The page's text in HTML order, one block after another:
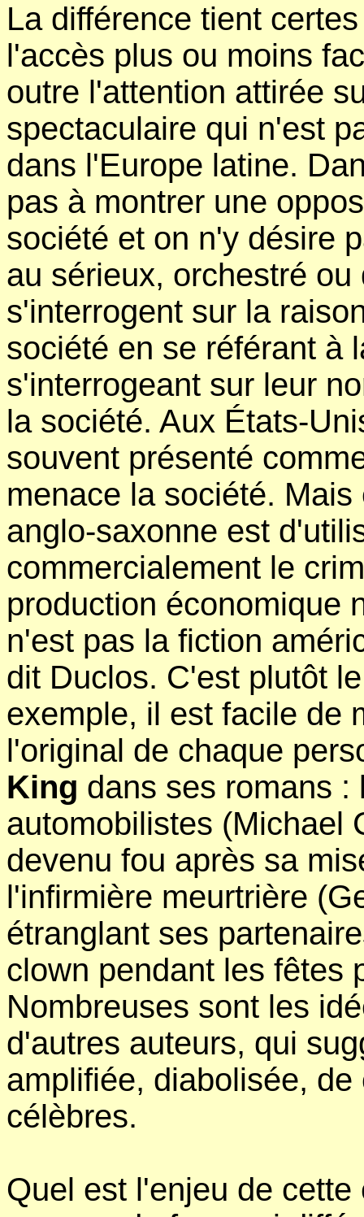
La différence tient
l'accès plus ou moins
outre l'attention attirée
spectaculaire qui n'est
dans l'Europe latine.
pas à montrer une
société et on n'y désire
au sérieux, orchestré
s'interrogent sur la
société en se référant à
s'interrogeant sur leur
la société. Aux États-
souvent présenté
menace la société.
anglo-saxonne est
commercialement le
production économique
n'est pas la fiction
dit Duclos. C'est plutôt
exemple, il est facile de
l'original de chaque
King dans ses romans :
automobilistes (Michael
devenu fou après sa
l'infirmière meurtrière
étranglant ses
clown pendant les fêtes
Nombreuses sont les
d'autres auteurs, qui
amplifiée, diabolisée,
célèbres.
Quel est l'enjeu de